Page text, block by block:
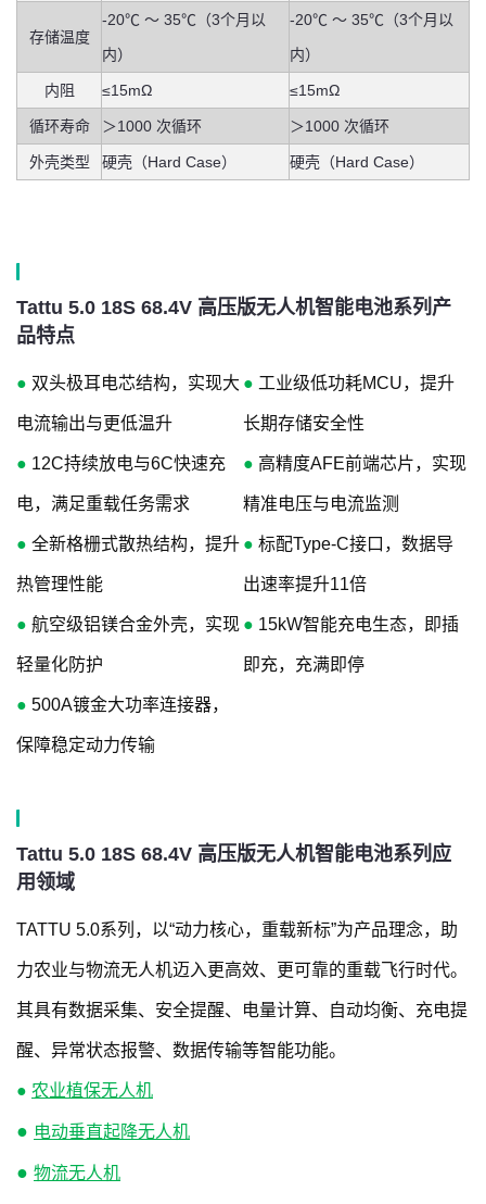
存储温度
-20℃ ～ 35℃（3个月以
内）
-20℃ ～ 35℃（3个月以
内）
内阻 ≤15mΩ ≤15mΩ
循环寿命 ＞1000 次循环 ＞1000 次循环
外壳类型 硬壳（Hard Case） 硬壳（Hard Case）
Tattu 5.0 18S 68.4V 高压版无人机智能电池系列产
品特点
● 双头极耳电芯结构，实现大
电流输出与更低温升
● 12C持续放电与6C快速充
电，满足重载任务需求
● 全新格栅式散热结构，提升
热管理性能
● 航空级铝镁合金外壳，实现
轻量化防护
● 500A镀金大功率连接器，
保障稳定动力传输
● 工业级低功耗MCU，提升
长期存储安全性
● 高精度AFE前端芯片，实现
精准电压与电流监测
● 标配Type-C接口，数据导
出速率提升11倍
● 15kW智能充电生态，即插
即充，充满即停
Tattu 5.0 18S 68.4V 高压版无人机智能电池系列应
用领域
TATTU 5.0系列，以“动力核心，重载新标”为产品理念，助
力农业与物流无人机迈入更高效、更可靠的重载飞行时代。
其具有数据采集、安全提醒、电量计算、自动均衡、充电提
醒、异常状态报警、数据传输等智能功能。
● 农业植保无人机
● 电动垂直起降无人机
● 物流无人机